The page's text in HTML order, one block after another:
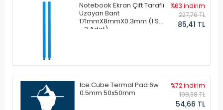
Notebook Ekran Çift Taraflı
Uzayan Bant
171mmX8mmX0.3mm (1 Set
- 2 Adet)
%63 indirim
227,76 TL
85,41 TL
Ice Cube Termal Pad 6w
0.5mm 50x50mm
%72 indirim
198,38 TL
54,66 TL